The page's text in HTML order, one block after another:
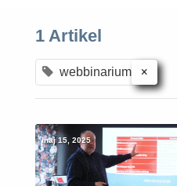
1 Artikel
webbinarium ×
maj 15, 2025